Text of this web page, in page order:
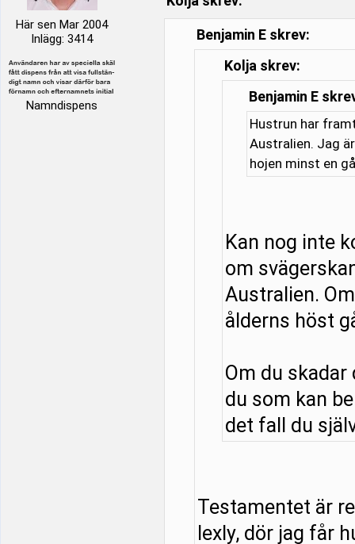
Här sen Mar 2004
Inlägg: 3414
Namndispens
Benjamin E skrev:
Kolja skrev:
Benjamin E
Hustrun har
Australien. Jag
hojen minst en
Kan nog inte
om
Australien.
ålderns höst
Om du
du som kan
det fall du
Testamentet är
lexly, dör jag får